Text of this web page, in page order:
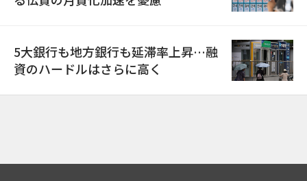
5大銀行も地方銀行も延滞率上昇…融
資のハードルはさらに高く